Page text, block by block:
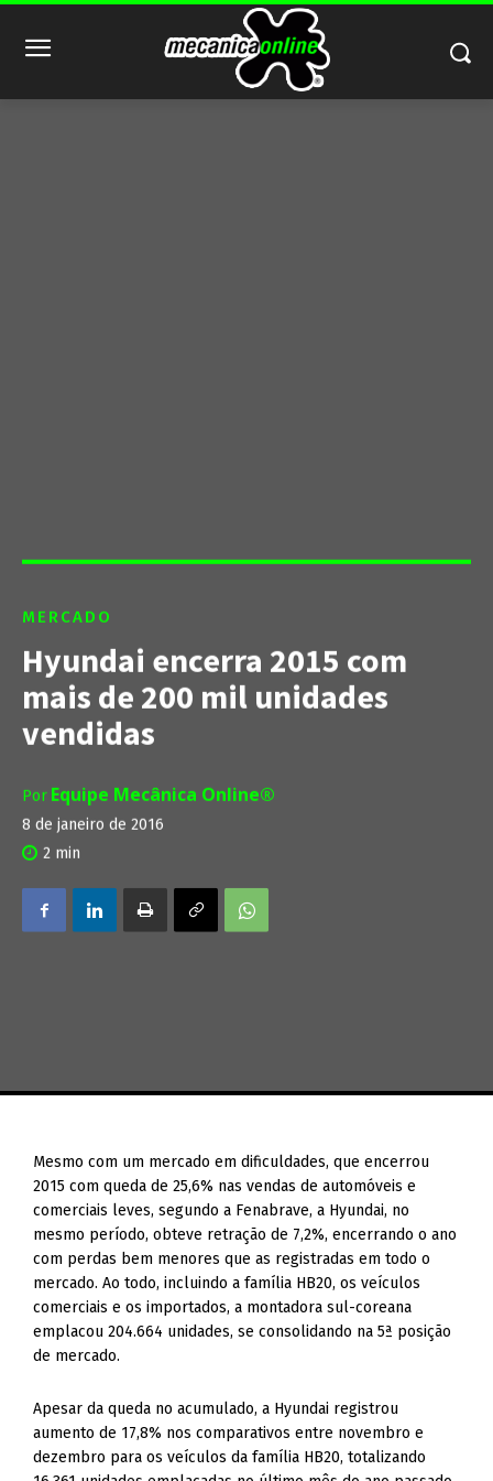
MERCADO
Hyundai encerra 2015 com
mais de 200 mil unidades
vendidas
Por Equipe Mecânica Online®
8 de janeiro de 2016
2 min
Mesmo com um mercado em dificuldades, que encerrou
2015 com queda de 25,6% nas vendas de automóveis e
comerciais leves, segundo a Fenabrave, a Hyundai, no
mesmo período, obteve retração de 7,2%, encerrando o ano
com perdas bem menores que as registradas em todo o
mercado. Ao todo, incluindo a família HB20, os veículos
comerciais e os importados, a montadora sul-coreana
emplacou 204.664 unidades, se consolidando na 5ª posição
de mercado.
Apesar da queda no acumulado, a Hyundai registrou
aumento de 17,8% nos comparativos entre novembro e
dezembro para os veículos da família HB20, totalizando